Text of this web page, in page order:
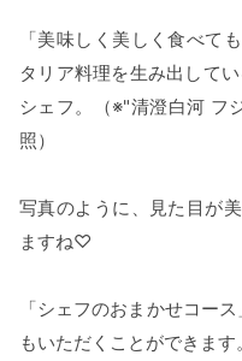
「美味しく美しく食べて
タリア料理を生み出して
シェフ。（※"清澄白河 フ
照）
写真のように、見た目が
ますね♡
「シェフのおまかせコー
もいただくことができます。